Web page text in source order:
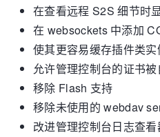
在查看远程 S2S 细节时
在 websockets 中添加
使其更容易缓存插件类实
允许管理控制台的证书
移除 Flash 支持
移除未使用的 webdav
改进管理控制台日志查看